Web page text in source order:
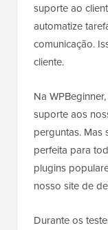
suporte ao
automatize
comunicação.
cliente.
Na
suporte aos
perguntas. Mas
perfeita para
plugins
nosso site de
Durante os